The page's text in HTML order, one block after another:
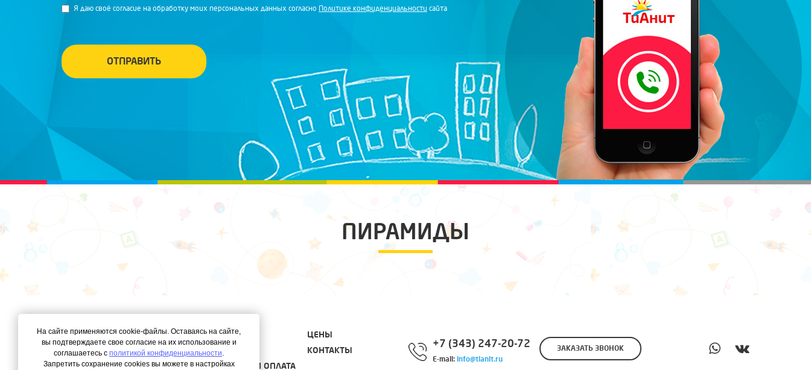
Я даю своё согласие на обработку моих персональных данных согласно Политике конфиденциальности сайта
ОТПРАВИТЬ
ПИРАМИДЫ
КАТАЛОГ
ЦЕНЫ
О НАС
КОНТАКТЫ
ДОСТАВКА И ОПЛАТА
+7 (343) 247-20-72
E-mail: info@tianit.ru
ЗАКАЗАТЬ ЗВОНОК
На сайте применяются cookie-файлы. Оставаясь на сайте,
вы подтверждаете свое согласие на их использование и
соглашаетесь с политикой конфиденциальности.
Запретить сохранение cookies вы можете в настройках